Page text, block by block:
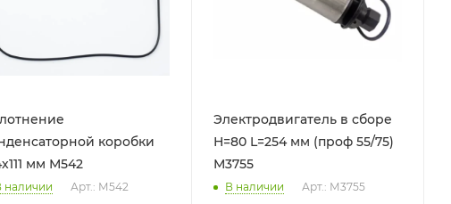
коробки
мм М542
наличии Арт.: М542
Электродвигатель в сборе
Н=80 L=254 мм (проф 55/75)
М3755
В наличии Арт.: М3755